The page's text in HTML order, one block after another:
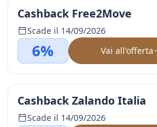
Cashback Free2Move
Scade il 14/09/2026
6% Vai all'offerta
Cashback Zalando Italia
Scade il 14/09/2026